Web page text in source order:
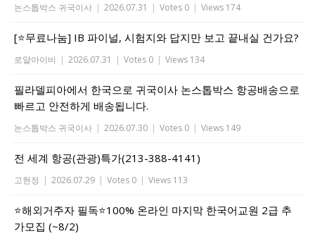
논스톱박스 귀국이사 | 2026.07.31 | Votes 0 | Views 174
[⭐무료나눔] IB 파이널, 시험지와 답지만 보고 끝내실 건가요?
로얄아이비 | 2026.07.31 | Votes 0 | Views 134
필라델피아에서 한국으로 귀국이사 논스톱박스 항공배송으로
빠르고 안전하게 배송됩니다.
논스톱박스 귀국이사 | 2026.07.30 | Votes 0 | Views 149
전 세계 항공(관광)특가(213-388-4141)
고현정 | 2026.07.29 | Votes 0 | Views 113
⭐해외거주자 필독⭐100% 온라인 마지막 한국어교원 2급 추
가모집 (~8/2)